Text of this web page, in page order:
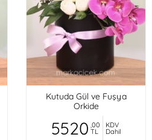
Kutuda Gül ve Fuşya
Orkide
5520 ,00
TL
KDV
Dahil